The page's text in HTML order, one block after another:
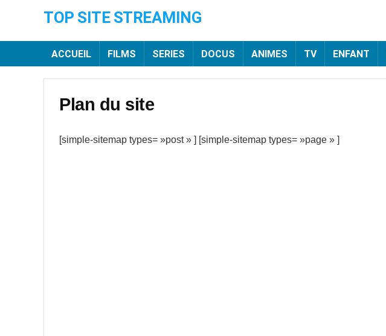
TOP SITE STREAMING
ACCUEIL FILMS SERIES DOCUS ANIMES TV ENFANT
Plan du site
[simple-sitemap types= »post » ] [simple-sitemap types= »page » ]